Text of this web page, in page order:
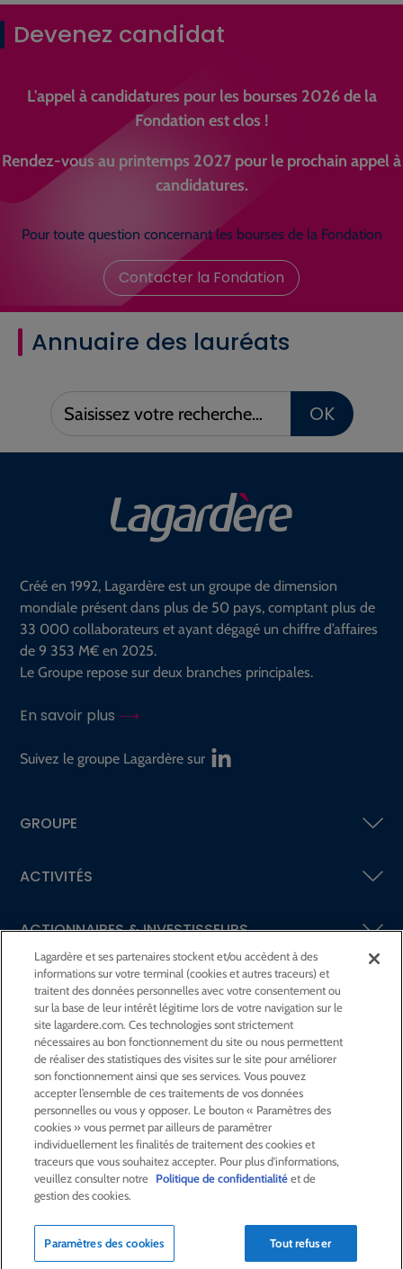
Devenez candidat
L'appel à candidatures pour les bourses 2026 de la
Fondation est clos !
Rendez-vous au printemps 2027 pour le prochain appel à
candidatures.
Pour toute question concernant les bourses de la Fondation
Contacter la Fondation
Annuaire des lauréats
Saisissez
votre
OK
Créé en 1992, Lagardère est un groupe de dimension
mondiale présent dans plus de 50 pays, comptant plus de
33 000 collaborateurs et ayant dégagé un chiffre d’affaires
de 9 353 M€ en 2025.
Le Groupe repose sur deux branches principales.
En savoir plus
Suivez le groupe Lagardère sur
GROUPE
ACTIVITÉS
ACTIONNAIRES &INVESTISSEURS
LA RSECHEZ LAGARDÈRE
LA FONDATIONJEAN‑LUC LAGARDÈRE
CENTRE PRESSE
NOUS REJOINDRE
Flux RSS
Nous contacter
Mentions légales
Lagardère et ses partenaires stockent et/ou accèdent à des
informations sur votre terminal (cookies et autres traceurs) et
traitent des données personnelles avec votre consentement ou
sur la base de leur intérêt légitime lors de votre navigation sur le
site lagardere.com. Ces technologies sont strictement
nécessaires au bon fonctionnement du site ou nous permettent
de réaliser des statistiques des visites sur le site pour améliorer
son fonctionnement ainsi que ses services. Vous pouvez
accepter l’ensemble de ces traitements de vos données
personnelles ou vous y opposer. Le bouton « Paramètres des
cookies » vous permet par ailleurs de paramétrer
individuellement les finalités de traitement des cookies et
traceurs que vous souhaitez accepter. Pour plus d'informations,
veuillez consulter notre Politique de confidentialitéet de
gestion des cookies.
Paramètres des cookies Tout refuser